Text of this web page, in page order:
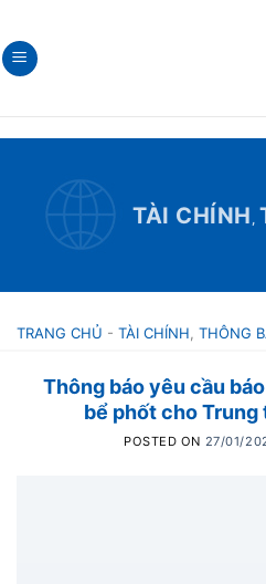
to
content
TÀI CHÍNH ,
TRANG CHỦ - TÀI CHÍNH THÔNG
Thông báo yêu cầu
bể phốt cho Trung
POSTED ON 27/01/